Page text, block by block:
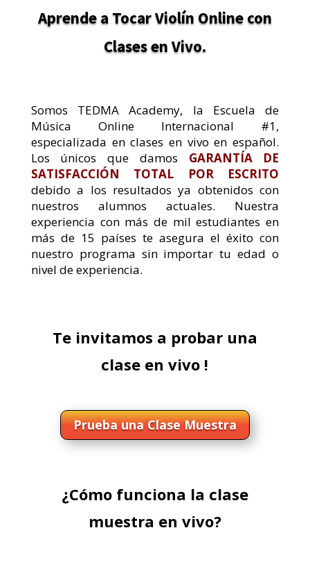
Aprende a Tocar Violín Online con
Clases en Vivo.
Somos TEDMA Academy, la Escuela de
Música Online Internacional #1,
especializada en clases en vivo en español.
Los únicos que damos GARANTÍA DE
SATISFACCIÓN TOTAL POR ESCRITO
debido a los resultados ya obtenidos con
nuestros alumnos actuales. Nuestra
experiencia con más de mil estudiantes en
más de 15 países te asegura el éxito con
nuestro programa sin importar tu edad o
nivel de experiencia.
Te invitamos a probar una
clase en vivo !
Prueba una Clase Muestra
¿Cómo funciona la clase
muestra en vivo?